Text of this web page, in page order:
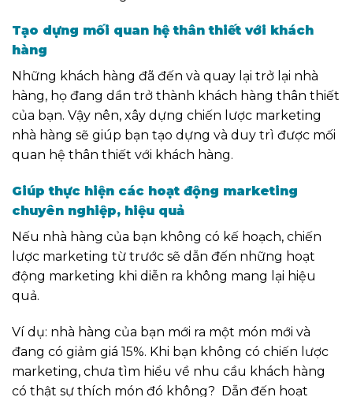
Tạo dựng mối quan hệ thân thiết với khách
hàng
Những khách hàng đã đến và quay lại trở lại nhà
hàng, họ đang dần trở thành khách hàng thân thiết
của bạn. Vậy nên, xây dựng chiến lược marketing
nhà hàng sẽ giúp bạn tạo dựng và duy trì được mối
quan hệ thân thiết với khách hàng.
Giúp thực hiện các hoạt động marketing
chuyên nghiệp, hiệu quả
Nếu nhà hàng của bạn không có kế hoạch, chiến
lược marketing từ trước sẽ dẫn đến những hoạt
động marketing khi diễn ra không mang lại hiệu
quả.
Ví dụ: nhà hàng của bạn mới ra một món mới và
đang có giảm giá 15%. Khi bạn không có chiến lược
marketing, chưa tìm hiểu về nhu cầu khách hàng
có thật sự thích món đó không? Dẫn đến hoạt